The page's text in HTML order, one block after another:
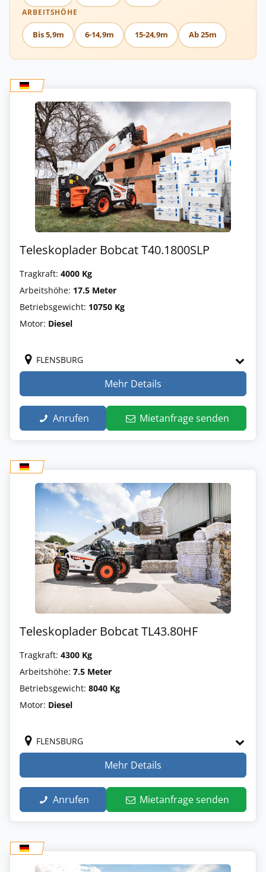
ARBEITSHÖHE
Bis 5,9m 6-14,9m 15-24,9m Ab 25m
Teleskoplader Bobcat T40.1800SLP
Tragkraft: 4000 Kg
Arbeitshöhe: 17.5 Meter
Betriebsgewicht: 10750 Kg
Motor: Diesel
FLENSBURG
Mehr Details
Anrufen Mietanfrage senden
Teleskoplader Bobcat TL43.80HF
Tragkraft: 4300 Kg
Arbeitshöhe: 7.5 Meter
Betriebsgewicht: 8040 Kg
Motor: Diesel
FLENSBURG
Mehr Details
Anrufen Mietanfrage senden